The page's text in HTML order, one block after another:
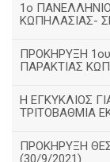
1ο
ΚΩΠΗΛΑΣΙΑΣ-
ΠΡΟΚΗΡΥΞΗ
ΠΑΡΑΚΤΙΑΣ
Η ΕΓΚΥΚΛΙΟΣ
ΤΡΙΤΟΒΑΘΜΙΑ
ΠΡΟΚΗΡΥΞΗ
(30/9/2021)